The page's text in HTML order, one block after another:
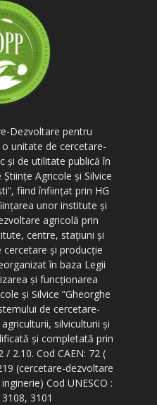
Dezvoltare pentru
unitate de cercetare-
și de utilitate publică în
Agricole și Silvice
fiind înființat prin HG
unor institute și
agricolă prin
centre, stațiuni și
și producție
în baza Legii
și funcționarea
și Silvice ”Gheorghe
de cercetare-
silviculturii și
și completată prin
2.10. Cod CAEN: 72 (
(cercetare-dezvoltare
Cod UNESCO :
3101